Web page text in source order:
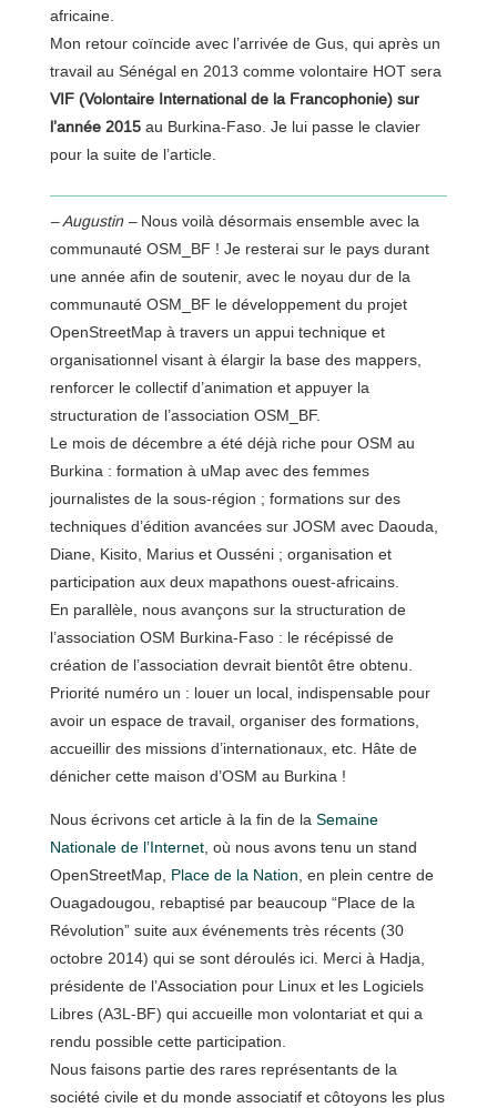
africaine.
Mon retour coïncide avec l’arrivée de Gus, qui après un
travail au Sénégal en 2013 comme volontaire HOT sera
VIF (Volontaire International de la Francophonie) sur
l’année 2015 au Burkina-Faso. Je lui passe le clavier
pour la suite de l’article.
– Augustin –Nous voilà désormais ensemble avec la
communauté OSM_BF ! Je resterai sur le pays durant
une année afin de soutenir, avec le noyau dur de la
communauté OSM_BF le développement du projet
OpenStreetMap à travers un appui technique et
organisationnel visant à élargir la base des mappers,
renforcer le collectif d’animation et appuyer la
structuration de l’association OSM_BF.
Le mois de décembre a été déjà riche pour OSM au
Burkina : formation à uMap avec des femmes
journalistes de la sous-région ; formations sur des
techniques d’édition avancées sur JOSM avec Daouda,
Diane, Kisito, Marius et Ousséni ; organisation et
participation aux deux mapathons ouest-africains.
En parallèle, nous avançons sur la structuration de
l’association OSM Burkina-Faso : le récépissé de
création de l’association devrait bientôt être obtenu.
Priorité numéro un : louer un local, indispensable pour
avoir un espace de travail, organiser des formations,
accueillir des missions d’internationaux, etc. Hâte de
dénicher cette maison d’OSM au Burkina !
Nous écrivons cet article à la fin de la Semaine
Nationale de l’Internet, où nous avons tenu un stand
OpenStreetMap, Place de la Nation , en plein centre de
Ouagadougou, rebaptisé par beaucoup “Place de la
Révolution” suite aux événements très récents (30
octobre 2014) qui se sont déroulés ici. Merci à Hadja,
présidente de l’Association pour Linux et les Logiciels
Libres (A3L-BF) qui accueille mon volontariat et qui a
rendu possible cette participation.
Nous faisons partie des rares représentants de la
société civile et du monde associatif et côtoyons les plus